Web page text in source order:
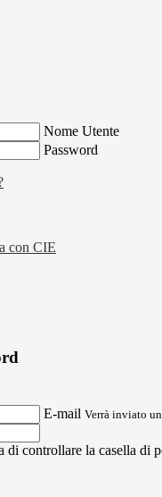
Nome Utente
Password
con CIE
E-mail Verrà inviato
di controllare la casella di